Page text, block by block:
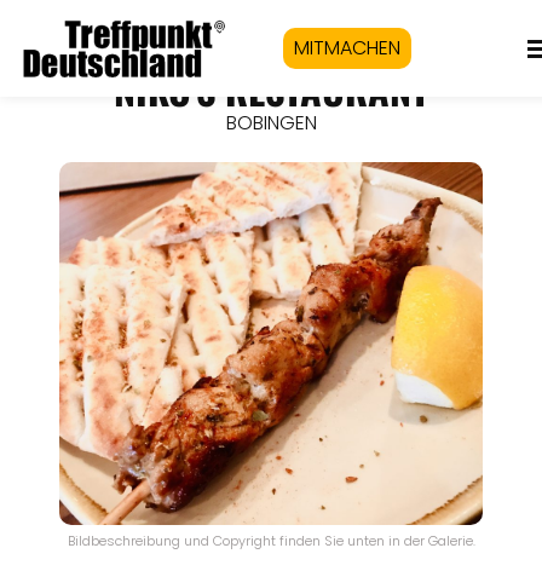
MITMACHEN
NIKO'S RESTAURANT
BOBINGEN
Bildbeschreibung und Copyright finden Sie unten in der Galerie.